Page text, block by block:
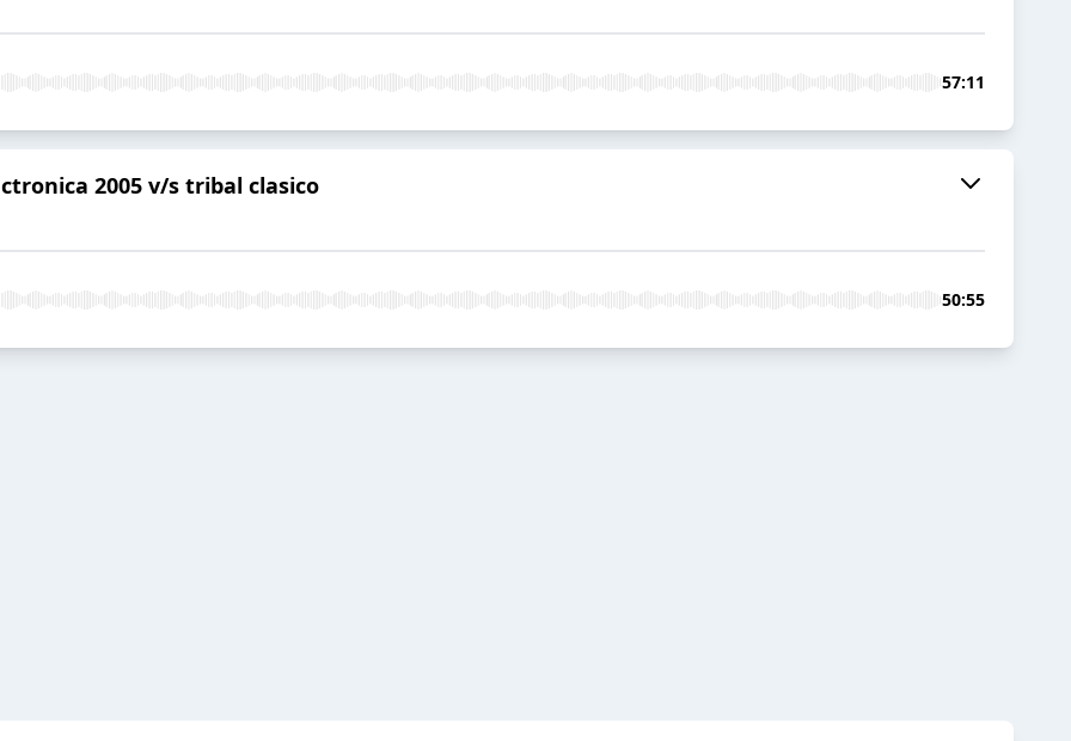
57:11
2005 v/s tribal clasico
50:55